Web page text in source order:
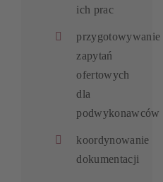
ich prac
przygotowywanie
zapytań
ofertowych
dla
podwykonawców
koordynowanie
dokumentacji